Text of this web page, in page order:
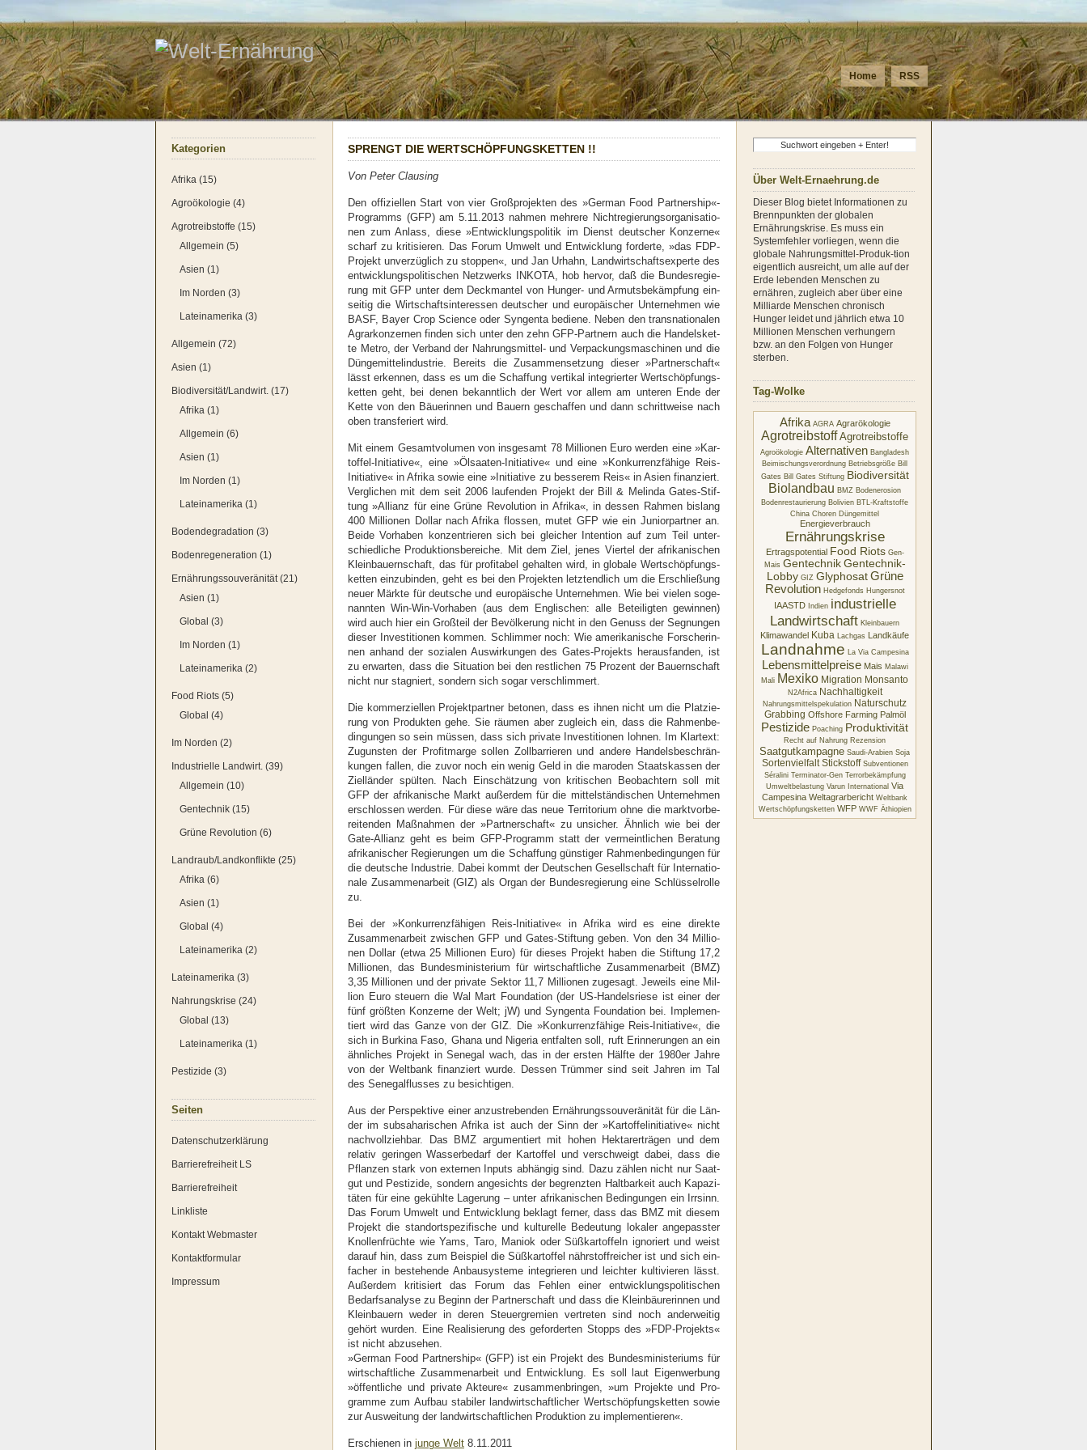
Home RSS
Kate­go­rien
Afrika (15)
Agroökologie (4)
Agrotreibstoffe (15)
Allgemein (5)
Asien (1)
Im Norden (3)
Lateinamerika (3)
Allgemein (72)
Asien (1)
Biodiversität/Landwirt. (17)
Afrika (1)
Allgemein (6)
Asien (1)
Im Norden (1)
Lateinamerika (1)
Bodendegradation (3)
Bodenregeneration (1)
Ernährungssouveränität (21)
Asien (1)
Global (3)
Im Norden (1)
Lateinamerika (2)
Food Riots (5)
Global (4)
Im Norden (2)
Industrielle Landwirt. (39)
Allgemein (10)
Gentechnik (15)
Grüne Revolution (6)
Landraub/Landkonflikte (25)
Afrika (6)
Asien (1)
Global (4)
Lateinamerika (2)
Lateinamerika (3)
Nahrungskrise (24)
Global (13)
Lateinamerika (1)
Pestizide (3)
Sei­ten
Daten­schutz­er­klä­rung
Bar­rie­re­frei­heit LS
Bar­rie­re­frei­heit
Link­lis­te
Kon­takt Web­mas­ter
Kon­takt­for­mu­lar
Impres­sum
SPRENGT DIE WERT­SCHÖP­FUNGS­KET­TEN !!
Von Peter Claus­ing
Den offi­zi­el­len Start von vier Groß­pro­jek­ten des »Ger­man Food Partnership«-
Programms (GFP) am 5.11.2013 nah­men meh­re­re Nicht­re­gie­rungs­or­ga­ni­sa­tio­
nen zum Anlass, die­se »Ent­wick­lungs­po­li­tik im Dienst deut­scher Kon­zer­ne«
scharf zu kri­ti­sie­ren. Das Forum Umwelt und Ent­wick­lung for­der­te, »das FDP-
Pro­jekt unver­züg­lich zu stop­pen«, und Jan Urhahn, Land­wirt­schafts­exper­te des
ent­wick­lungs­po­li­ti­schen Netz­werks INKOTA, hob her­vor, daß die Bun­des­re­gie­
rung mit GFP unter dem Deck­man­tel von Hun­ger- und Armuts­be­kämp­fung ein­
sei­tig die Wirt­schafts­in­ter­es­sen deut­scher und euro­päi­scher Unter­neh­men wie
BASF, Bay­er Crop Sci­ence oder Syn­gen­ta bedie­ne. Neben den trans­na­tio­na­len
Agrar­kon­zer­nen fin­den sich unter den zehn GFP-Part­nern auch die Han­dels­ket­
te Metro, der Ver­band der Nah­rungs­mit­tel- und Ver­pa­ckungs­ma­schi­nen und die
Dün­ge­mit­tel­in­dus­trie. Bereits die Zusam­men­set­zung die­ser »Part­ner­schaft«
lässt erken­nen, dass es um die Schaf­fung ver­ti­kal inte­grier­ter Wert­schöp­fungs­
ket­ten geht, bei denen bekannt­lich der Wert vor allem am unte­ren Ende der
Ket­te von den Bäue­rin­nen und Bau­ern geschaf­fen und dann schritt­wei­se nach
oben trans­fe­riert wird.
Mit einem Gesamt­vo­lu­men von ins­ge­samt 78 Mil­lio­nen Euro wer­den eine »Kar­
tof­fel-Initia­ti­ve«, eine »Ölsaa­ten-Initia­ti­ve« und eine »Kon­kur­renz­fä­hi­ge Reis-
Initia­ti­ve« in Afri­ka sowie eine »Initia­ti­ve zu bes­se­rem Reis« in Asi­en finan­ziert.
Ver­gli­chen mit dem seit 2006 lau­fen­den Pro­jekt der Bill & Melin­da Gates-Stif­
tung »Alli­anz für eine Grü­ne Revo­lu­ti­on in Afri­ka«, in des­sen Rah­men bis­lang
400 Mil­lio­nen Dol­lar nach Afri­ka flos­sen, mutet GFP wie ein Juni­or­part­ner an.
Bei­de Vor­ha­ben kon­zen­trie­ren sich bei glei­cher Inten­ti­on auf zum Teil unter­
schied­li­che Pro­duk­ti­ons­be­rei­che. Mit dem Ziel, jenes Vier­tel der afri­ka­ni­schen
Klein­bau­ern­schaft, das für pro­fi­ta­bel gehal­ten wird, in glo­ba­le Wert­schöp­fungs­
ket­ten ein­zu­bin­den, geht es bei den Pro­jek­ten letzt­end­lich um die Erschlie­ßung
neu­er Märk­te für deut­sche und euro­päi­sche Unter­neh­men. Wie bei vie­len soge­
nann­ten Win-Win-Vor­ha­ben (aus dem Eng­li­schen: alle Betei­lig­ten gewin­nen)
wird auch hier ein Groß­teil der Bevöl­ke­rung nicht in den Genuss der Seg­nun­gen
die­ser Inves­ti­tio­nen kom­men. Schlim­mer noch: Wie ame­ri­ka­ni­sche For­sche­rin­
nen anhand der sozia­len Aus­wir­kun­gen des Gates-Pro­jekts her­aus­fan­den, ist
zu erwar­ten, dass die Situa­ti­on bei den rest­li­chen 75 Pro­zent der Bau­ern­schaft
nicht nur sta­gniert, son­dern sich sogar ver­schlim­mert.
Die kom­mer­zi­el­len Pro­jekt­part­ner beto­nen, dass es ihnen nicht um die Plat­zie­
rung von Pro­duk­ten gehe. Sie räu­men aber zugleich ein, dass die Rah­men­be­
din­gun­gen so sein müs­sen, dass sich pri­va­te Inves­ti­tio­nen loh­nen. Im Klar­text:
Zuguns­ten der Pro­fit­mar­ge sol­len Zoll­bar­rie­ren und ande­re Han­dels­be­schrän­
kun­gen fal­len, die zuvor noch ein wenig Geld in die maro­den Staats­kas­sen der
Ziel­län­der spül­ten. Nach Ein­schät­zung von kri­ti­schen Beob­ach­tern soll mit
GFP der afri­ka­ni­sche Markt außer­dem für die mit­tel­stän­di­schen Unter­neh­men
erschlos­sen wer­den. Für die­se wäre das neue Ter­ri­to­ri­um ohne die markt­vor­be­
rei­ten­den Maß­nah­men der »Part­ner­schaft« zu unsi­cher. Ähn­lich wie bei der
Gate-Alli­anz geht es beim GFP-Pro­gramm statt der ver­meint­li­chen Bera­tung
afri­ka­ni­scher Regie­run­gen um die Schaf­fung güns­ti­ger Rah­men­be­din­gun­gen für
die deut­sche Indus­trie. Dabei kommt der Deut­schen Gesell­schaft für Inter­na­tio­
na­le Zusam­men­ar­beit (GIZ) als Organ der Bun­des­re­gie­rung eine Schlüs­sel­rol­le
zu.
Bei der »Kon­kur­renz­fä­hi­gen Reis-Initia­ti­ve« in Afri­ka wird es eine direk­te
Zusam­men­ar­beit zwi­schen GFP und Gates-Stif­tung geben. Von den 34 Mil­lio­
nen Dol­lar (etwa 25 Mil­lio­nen Euro) für die­ses Pro­jekt haben die Stif­tung 17,2
Mil­lio­nen, das Bun­des­mi­nis­te­ri­um für wirt­schaft­li­che Zusam­men­ar­beit (BMZ)
3,35 Mil­lio­nen und der pri­va­te Sek­tor 11,7 Mil­lio­nen zuge­sagt. Jeweils eine Mil­
li­on Euro steu­ern die Wal Mart Foun­da­ti­on (der US-Han­dels­rie­se ist einer der
fünf größ­ten Kon­zer­ne der Welt; jW) und Syn­gen­ta Foun­da­ti­on bei. Imple­men­
tiert wird das Gan­ze von der GIZ. Die »Kon­kur­renz­fä­hi­ge Reis-Initia­ti­ve«, die
sich in Bur­ki­na Faso, Gha­na und Nige­ria ent­fal­ten soll, ruft Erin­ne­run­gen an ein
ähn­li­ches Pro­jekt in Sene­gal wach, das in der ers­ten Hälf­te der 1980er Jah­re
von der Welt­bank finan­ziert wur­de. Des­sen Trüm­mer sind seit Jah­ren im Tal
des Sene­gal­flus­ses zu besich­ti­gen.
Aus der Per­spek­ti­ve einer anzu­stre­ben­den Ernäh­rungs­sou­ve­rä­ni­tät für die Län­
der im sub­sa­ha­ri­schen Afri­ka ist auch der Sinn der »Kar­tof­fe­l­in­itia­ti­ve« nicht
nach­voll­zieh­bar. Das BMZ argu­men­tiert mit hohen Hekt­ar­er­trä­gen und dem
rela­tiv gerin­gen Was­ser­be­darf der Kar­tof­fel und ver­schweigt dabei, dass die
Pflan­zen stark von exter­nen Inputs abhän­gig sind. Dazu zäh­len nicht nur Saat­
gut und Pes­ti­zi­de, son­dern ange­sichts der begrenz­ten Halt­bar­keit auch Kapa­zi­
tä­ten für eine gekühl­te Lage­rung – unter afri­ka­ni­schen Bedin­gun­gen ein Irr­sinn.
Das Forum Umwelt und Ent­wick­lung beklagt fer­ner, dass das BMZ mit die­sem
Pro­jekt die stand­ort­spe­zi­fi­sche und kul­tu­rel­le Bedeu­tung loka­ler ange­pass­ter
Knol­len­früch­te wie Yams, Taro, Mani­ok oder Süß­kar­tof­feln igno­riert und weist
dar­auf hin, dass zum Bei­spiel die Süß­kar­tof­fel nähr­stoff­rei­cher ist und sich ein­
fa­cher in bestehen­de Anbau­sys­te­me inte­grie­ren und leich­ter kul­ti­vie­ren lässt.
Außer­dem kri­ti­siert das Forum das Feh­len einer ent­wick­lungs­po­li­ti­schen
Bedarfs­ana­ly­se zu Beginn der Part­ner­schaft und dass die Klein­bäu­re­rin­nen und
Klein­bau­ern weder in deren Steu­er­gre­mi­en ver­tre­ten sind noch ander­wei­tig
gehört wur­den. Eine Rea­li­sie­rung des gefor­der­ten Stopps des »FDP-Pro­jekts«
ist nicht abzu­se­hen.
»Ger­man Food Part­ner­ship« (GFP) ist ein Pro­jekt des Bun­des­mi­nis­te­ri­ums für
wirt­schaft­li­che Zusam­men­ar­beit und Ent­wick­lung. Es soll laut Eigen­wer­bung
»öffent­li­che und pri­va­te Akteu­re« zusam­men­brin­gen, »um Pro­jek­te und Pro­
gram­me zum Auf­bau sta­bi­ler land­wirt­schaft­li­cher Wert­schöp­fungs­ket­ten sowie
zur Aus­wei­tung der land­wirt­schaft­li­chen Pro­duk­ti­on zu imple­men­tie­ren«.
Erschie­nen in jun­ge Welt 8.11.2011
Über Welt-Ernaehrung.de
Dieser Blog bietet Informationen zu
Brennpunkten der globalen
Ernährungskrise. Es muss ein
Systemfehler vorliegen, wenn die
globale Nahrungsmittel-Produk-tion
eigentlich ausreicht, um alle auf der
Erde lebenden Menschen zu
ernähren, zugleich aber über eine
Milliarde Menschen chronisch
Hunger leidet und jährlich etwa 10
Millionen Menschen verhungern
bzw. an den Folgen von Hunger
sterben.
Tag-Wolke
Afrika AGRA Agrarökologie
Agrotreibstoff Agrotreibstoffe
Agroökologie Alternativen Bangladesh
Beimischungsverordnung Betriebsgröße Bill
Gates Bill Gates Stiftung Biodiversität
Biolandbau BMZ Bodenerosion
Bodenrestaurierung Bolivien BTL-Kraftstoffe
China Choren Düngemittel
Energieverbrauch
Ernährungskrise
Ertragspotential Food Riots Gen-
Mais Gentechnik Gentechnik-
Lobby GIZ Glyphosat Grüne
Revolution Hedgefonds Hungersnot
IAASTD Indien industrielle
Landwirtschaft Kleinbauern
Klimawandel Kuba Lachgas Landkäufe
Landnahme La Via Campesina
Lebensmittelpreise Mais Malawi
Mali Mexiko Migration Monsanto
N2Africa Nachhaltigkeit
Nahrungsmittelspekulation Naturschutz
Grabbing Offshore Farming Palmöl
Pestizide Poaching Produktivität
Recht auf Nahrung Rezension
Saatgutkampagne Saudi-Arabien Soja
Sortenvielfalt Stickstoff Subventionen
Séralini Terminator-Gen Terrorbekämpfung
Umweltbelastung Varun International Via
Campesina Weltagrarbericht Weltbank
Wertschöpfungsketten WFP WWF Äthiopien